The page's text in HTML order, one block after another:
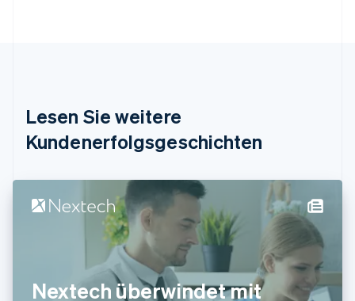
Lesen Sie weitere
Kundenerfolgsgeschichten
Nextech überwindet mit
DeutschEnglish
English
简体中文English
EnglishSvenska
English
Griechenland